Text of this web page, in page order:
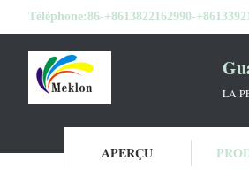
Téléphone:86-+8613822162990-
LA
APERÇU